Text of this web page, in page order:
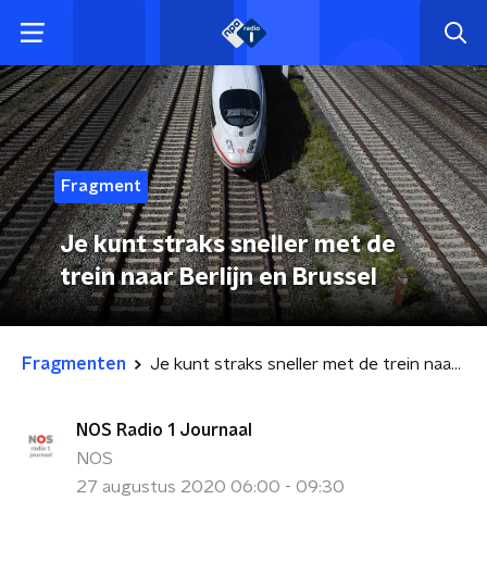
Fragment
Je kunt straks sneller met de
trein naar Berlijn en Brussel
Fragmenten Je kunt straks sneller met de trein naar Berlijn en Brussel
NOS Radio 1 Journaal
NOS
27 augustus 2020 06:00 - 09:30